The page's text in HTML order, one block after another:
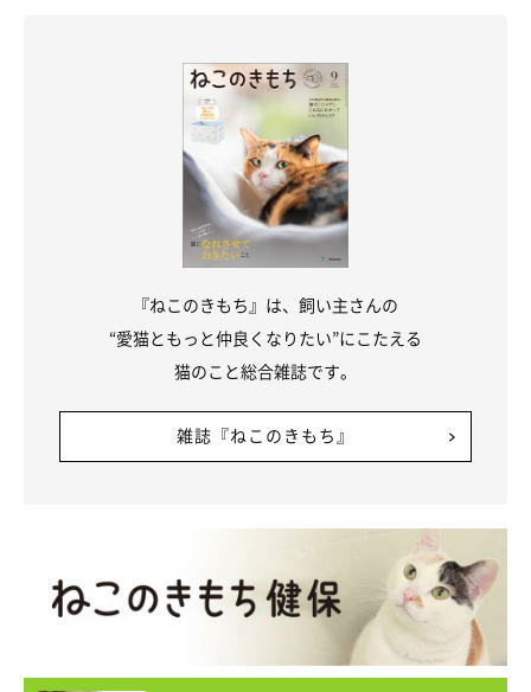
『ねこのきもち』は、飼い主さんの
“愛猫ともっと仲良くなりたい”にこたえる
猫のこと総合雑誌です。
雑誌『ねこのきもち』